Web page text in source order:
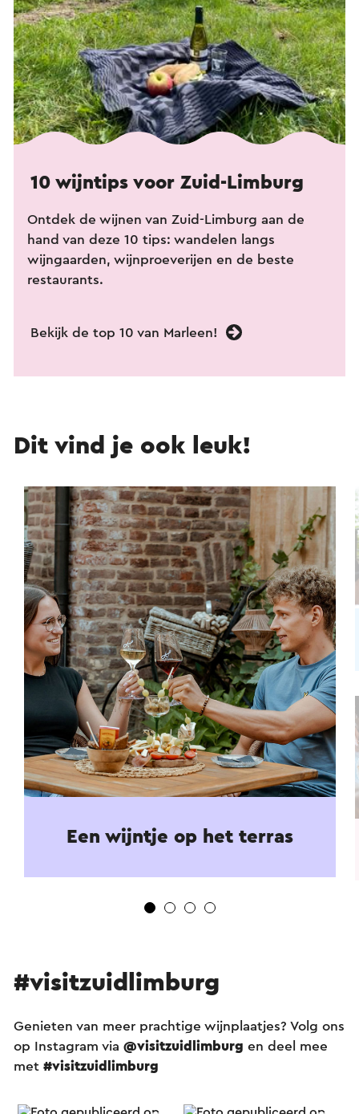
10 wijntips voor Zuid-Limburg
Ontdek de wijnen van Zuid-Limburg aan de
hand van deze 10 tips: wandelen langs
wijngaarden, wijnproeverijen en de beste
restaurants.
Bekijk de top 10 van Marleen!
Dit vind je ook leuk!
Een wijntje op het terras
#visitzuidlimburg
Genieten van meer prachtige wijnplaatjes? Volg ons
op Instagram via @visitzuidlimburg en deel mee
met #visitzuidlimburg